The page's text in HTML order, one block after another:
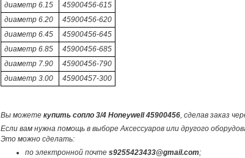
диаметр 6.15
45900456-615
диаметр 6.20
45900456-620
диаметр 6.45
45900456-645
диаметр 6.85
45900456-685
диаметр 7.90
45900456-790
диаметр 3.00
45900457-300
Вы можете купить сопло 3/4 Honeywell 45900456, сделав заказ
Если вам нужна помощь в выборе Аксессуаров или другого
Это можно сделать:
по электронной почте s9255423433@gmail.com;